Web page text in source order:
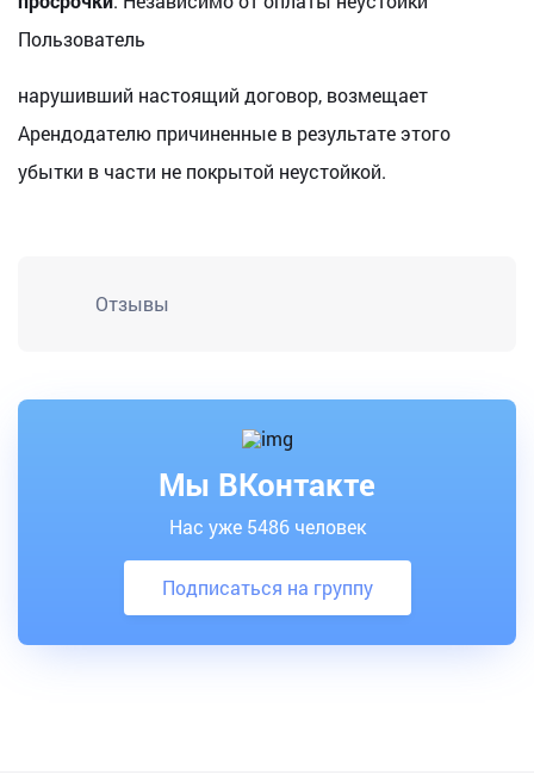
Пользователь
нарушивший настоящий договор, возмещает
Арендодателю причиненные в результате этого
убытки в части не покрытой неустойкой.
Отзывы
Мы ВКонтакте
Нас уже 5486 человек
Подписаться на группу